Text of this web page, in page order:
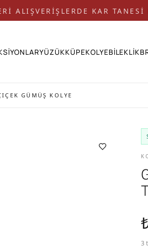
ALIŞVERİŞLERDE KAR TANESİ
YÜZÜKKÜPEKOLYEBİLEKLİK
GÜMÜŞ KOLYE
3